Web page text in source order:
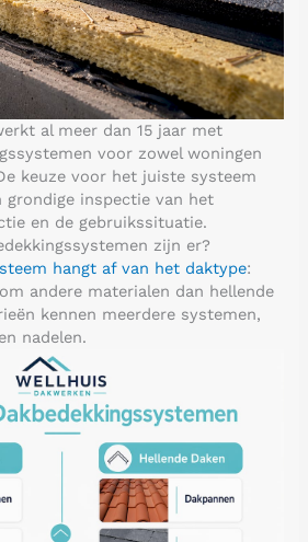
al meer dan 15 jaar met
voor zowel woningen
keuze voor het juiste systeem
inspectie van het
en de gebruikssituatie.
zijn er?
hangt af van het daktype:
andere materialen dan hellende
kennen meerdere systemen,
nadelen.